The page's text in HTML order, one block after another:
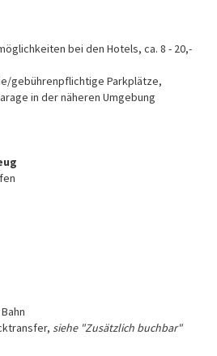
bei den Hotels, ca. 8 - 20,-
gebührenpflichtige Parkplätze,
in der näheren Umgebung
siehe "Zusätzlich buchbar"